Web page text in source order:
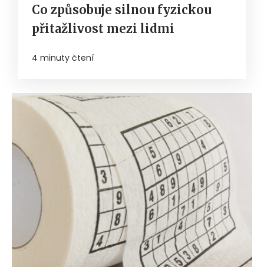
Co způsobuje silnou fyzickou
přitažlivost mezi lidmi
4 minuty čtení